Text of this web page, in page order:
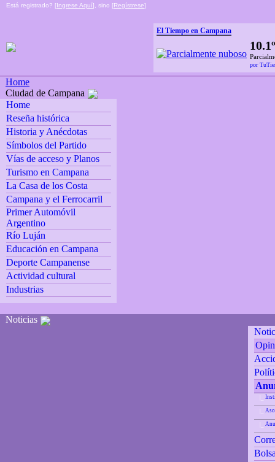
Está registrado? [Ingrese Aquí], sino [Regístrese]
El Tiempo en Campana
por
Home
Ciudad de Campana
Home
Reseña histórica
Historia y Anécdotas
Símbolos del Partido
Vías de acceso y Planos
Turismo en Campana
La Casa de los Costa
Campana y el Ferrocarril
Primer Automóvil
Argentino
Río Luján
Educación en Campana
Deporte Campanense
Actividad cultural
Industrias
Noticias